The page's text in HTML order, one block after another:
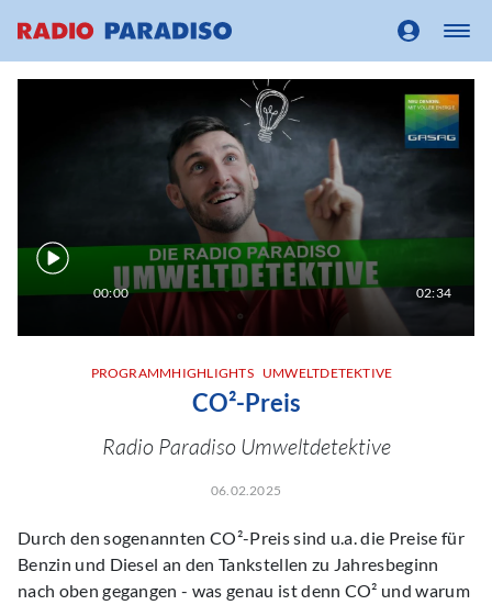
00:00 02:34
PROGRAMMHIGHLIGHTS UMWELTDETEKTIVE
CO²-Preis
Radio Paradiso Umweltdetektive
06.02.2025
Durch den sogenannten CO²-Preis sind u.a. die Preise für
Benzin und Diesel an den Tankstellen zu Jahresbeginn
nach oben gegangen - was genau ist denn CO² und warum